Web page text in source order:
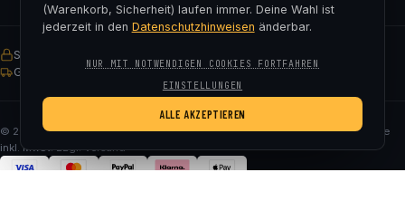
SSL-verschlüsselt
Gratis Versand ab € 75
© 2026 Fluna Tec & Research GmbH · FN 330182m, LG Salzburg · Alle Preise
inkl. MwSt. zzgl. Versand
(Warenkorb, Sicherheit) laufen immer. Deine Wahl ist
jederzeit in den Datenschutzhinweisen änderbar.
ALLE AKZEPTIEREN
EINSTELLUNGEN
NUR MIT NOTWENDIGEN COOKIES FORTFAHREN